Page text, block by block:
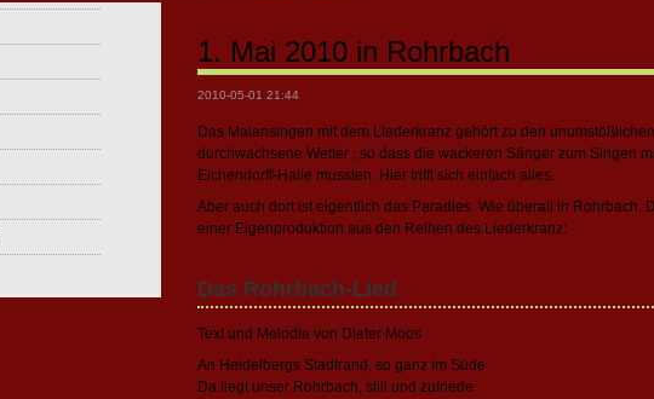
1. Mai 2010 in Rohrbach
2010-05-01 21:44
Das Maiansingen mit dem Liederkranz gehört zu den
durchwachsene Wetter , so dass die wackeren Sänger zum Singen
Eichendorff-Halle mussten. Hier trifft sich einfach alles.
Aber auch dort ist eigentlich das Paradies. Wie überall in Rohrbach.
einer Eigenproduktion aus den Reihen des Liederkranz:
Das Rohrbach-Lied
Text und Melodie von Dieter Moos
An Heidelbergs Stadtrand, so ganz im Süde
Da liegt unser Rohrbach, still und zufriede